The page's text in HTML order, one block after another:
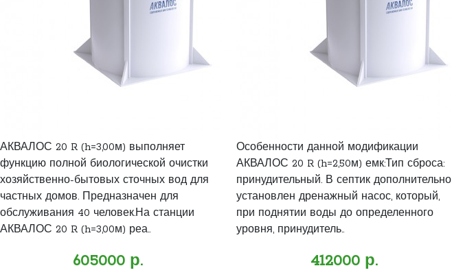
АКВАЛОС 20 R (h=3,00м) выполняет
функцию полной биологической очистки
хозяйственно-бытовых сточных вод для
частных домов. Предназначен для
обслуживания 40 человек.На станции
АКВАЛОС 20 R (h=3,00м) реа..
605000 р.
Особенности данной модификации
АКВАЛОС 20 R (h=2,50м) емк:Тип сброса:
принудительный. В септик дополнительно
установлен дренажный насос, который,
при поднятии воды до определенного
уровня, принудитель..
412000 р.